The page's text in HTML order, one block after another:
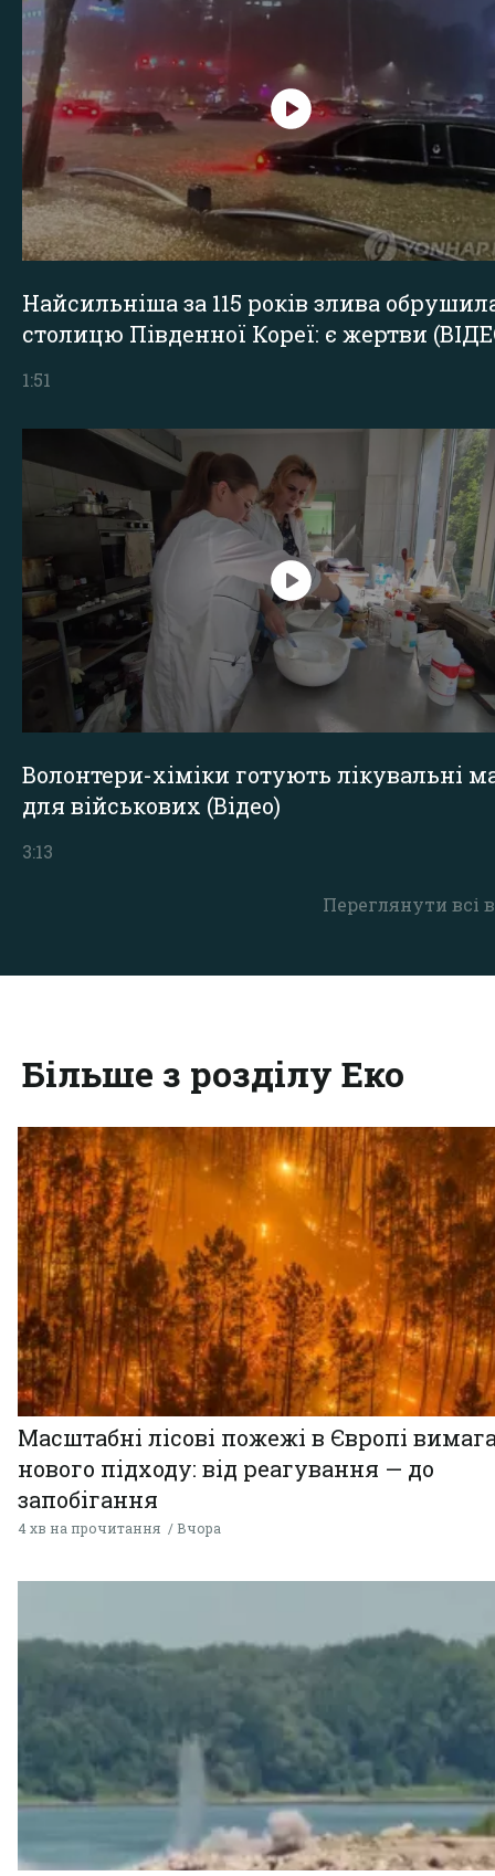
Переглянути всі
Найсильніша за 115 років злива
столицю Південної Кореї: є жертви
1:51
Волонтери-хіміки готують лікувальні
для військових (Відео)
3:13
Більше з розділу Еко
Масштабні лісові пожежі в Європі
нового підходу: від реагування — до
запобігання
4 хв на прочитання Вчора